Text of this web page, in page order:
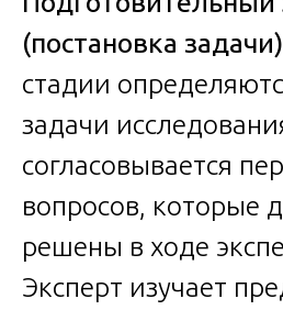
(постановка
стадии
задачи
согласовывается
вопросов, которые
решены в ходе
Эксперт изучает